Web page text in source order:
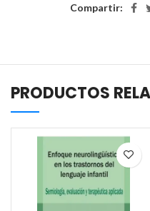
Compartir:
PRODUCTOS